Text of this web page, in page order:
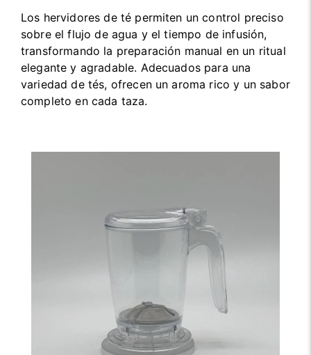
Los hervidores de té permiten un control preciso
sobre el flujo de agua y el tiempo de infusión,
transformando la preparación manual en un ritual
elegante y agradable. Adecuados para una
variedad de tés, ofrecen un aroma rico y un sabor
completo en cada taza.